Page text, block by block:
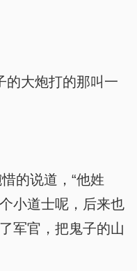
大炮打的那叫一
的说道，“他姓
小道士呢，后来也
军官，把鬼子的山